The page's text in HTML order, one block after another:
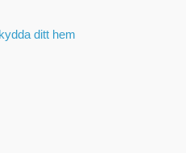
ditt hem